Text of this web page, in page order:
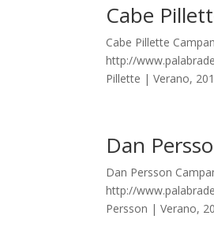
Cabe
Cabe Pillette
http://
Pillette | Verano,
Dan
Dan Persson
http://
Persson | Verano,